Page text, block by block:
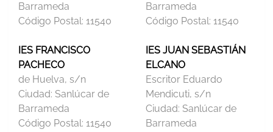
Barrameda
Código Postal: 11540
Barrameda
Código Postal: 11540
IES FRANCISCO
PACHECO
de Huelva, s/n
Ciudad: Sanlúcar de
Barrameda
Código Postal: 11540
IES JUAN SEBASTIÁN
ELCANO
Escritor Eduardo
Mendicuti, s/n
Ciudad: Sanlúcar de
Barrameda